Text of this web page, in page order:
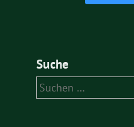
Suche
Suchen
nach: